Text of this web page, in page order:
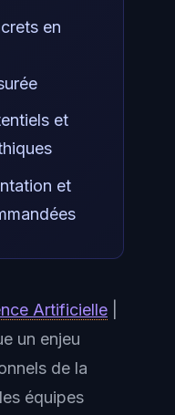
en
et
et
Artificielle
un enjeu
de la
équipes